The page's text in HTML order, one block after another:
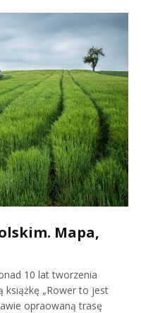
Mapa,
10 lat tworzenia
książkę „Rower to jest
opraowaną trasę